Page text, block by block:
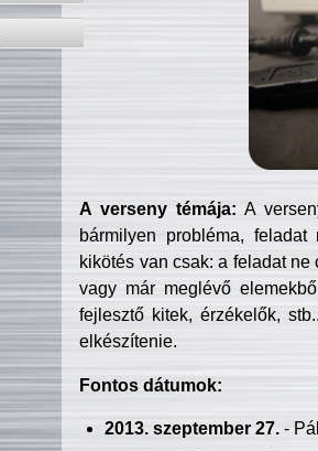
A verseny témája: A
bármilyen probléma, feladat
kikötés van csak: a feladat
vagy már meglévő
fejlesztő kitek, érzékelők,
elkészítenie.
Fontos dátumok:
2013. szeptember 27.-